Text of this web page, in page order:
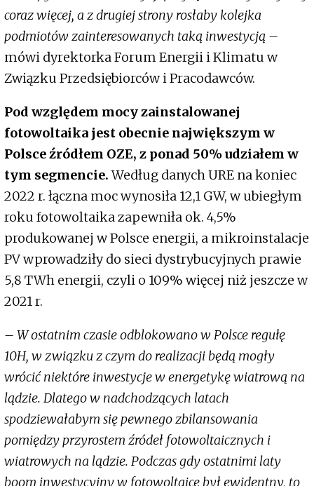
coraz więcej, a z drugiej strony rosłaby kolejka
podmiotów zainteresowanych taką inwestycją –
mówi dyrektorka Forum Energii i Klimatu w
Związku Przedsiębiorców i Pracodawców.
Pod względem mocy zainstalowanej
fotowoltaika jest obecnie największym w
Polsce źródłem OZE, z ponad 50% udziałem w
tym segmencie.Według danych URE na koniec
2022 r. łączna moc wynosiła 12,1 GW, w ubiegłym
roku fotowoltaika zapewniła ok. 4,5%
produkowanej w Polsce energii, a mikroinstalacje
PV wprowadziły do sieci dystrybucyjnych prawie
5,8 TWh energii, czyli o 109% więcej niż jeszcze w
2021 r.
– W ostatnim czasie odblokowano w Polsce regułę
10H, w związku z czym do realizacji będą mogły
wrócić niektóre inwestycje w energetykę wiatrową na
lądzie. Dlatego w nadchodzących latach
spodziewałabym się pewnego zbilansowania
pomiędzy przyrostem źródeł fotowoltaicznych i
wiatrowych na lądzie. Podczas gdy ostatnimi laty
boom inwestycyjny w fotowoltaice był ewidentny, to